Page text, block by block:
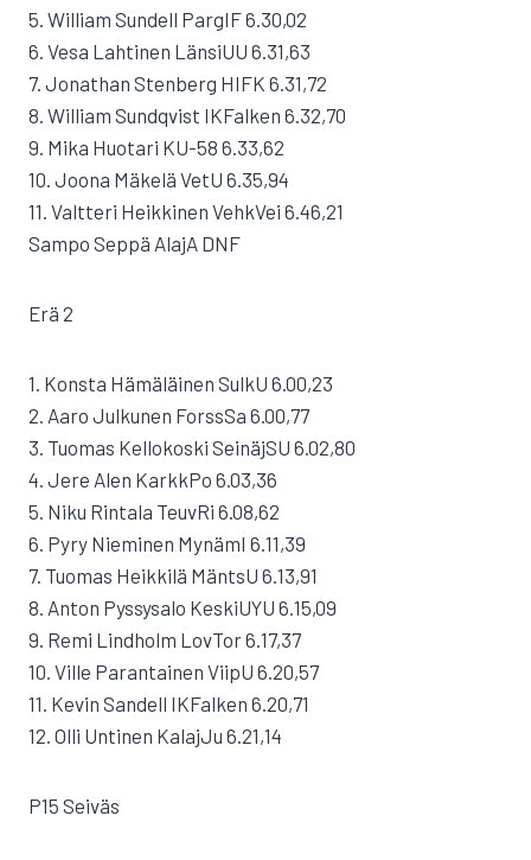
5. William Sundell PargIF 6.30,02
6. Vesa Lahtinen LänsiUU 6.31,63
7. Jonathan Stenberg HIFK 6.31,72
8. William Sundqvist IKFalken 6.32,70
9. Mika Huotari KU-58 6.33,62
10. Joona Mäkelä VetU 6.35,94
11. Valtteri Heikkinen VehkVei 6.46,21
Sampo Seppä AlajA DNF
Erä 2
1. Konsta Hämäläinen SulkU 6.00,23
2. Aaro Julkunen ForssSa 6.00,77
3. Tuomas Kellokoski SeinäjSU 6.02,80
4. Jere Alen KarkkPo 6.03,36
5. Niku Rintala TeuvRi 6.08,62
6. Pyry Nieminen MynämI 6.11,39
7. Tuomas Heikkilä MäntsU 6.13,91
8. Anton Pyssysalo KeskiUYU 6.15,09
9. Remi Lindholm LovTor 6.17,37
10. Ville Parantainen ViipU 6.20,57
11. Kevin Sandell IKFalken 6.20,71
12. Olli Untinen KalajJu 6.21,14
P15 Seiväs